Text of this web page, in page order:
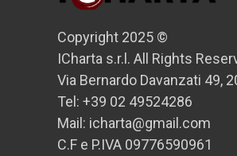
Copyright 2025 ©
ICharta s.r.l. All Rights
Via Bernardo Davanzati 49,
Tel: +39 02 49524286
Mail: icharta@gmail.com
C.F e P.IVA 09776590961